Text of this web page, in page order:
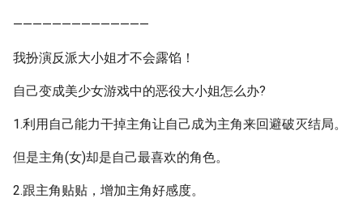
——————————————
我扮演反派大小姐才不会露馅！
自己变成美少女游戏中的恶役大小姐怎么办?
1.利用自己能力干掉主角让自己成为主角来回避破灭结局。
但是主角(女)却是自己最喜欢的角色。
2.跟主角贴贴，增加主角好感度。